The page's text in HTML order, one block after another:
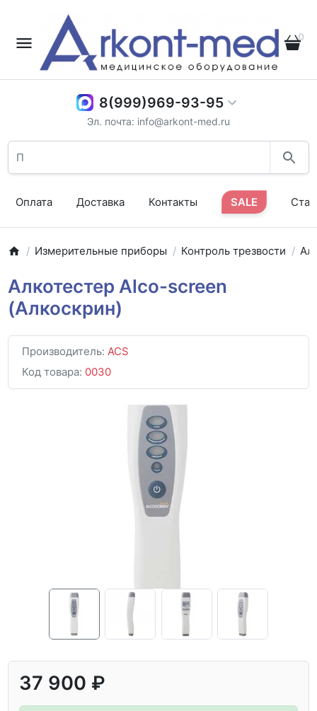
0
8(999)969-93-95
Эл. почта: info@arkont-med.ru
Оплата Доставка Контакты SALE
Измерительные приборы Контроль трезвости
Алкотестер Alco-screen
(Алкоскрин)
Производитель: ACS
Код товара: 0030
37 900 ₽